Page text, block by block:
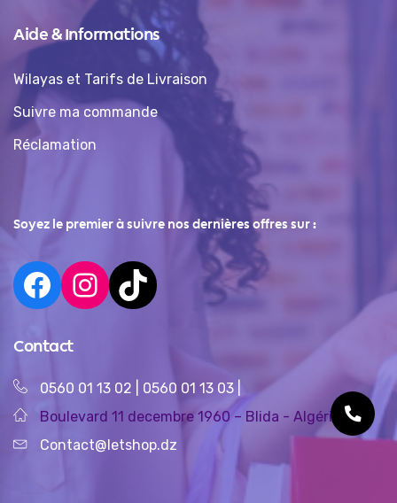
Aide & Informations
Wilayas et Tarifs de Livraison
Suivre ma commande
Réclamation
Soyez le premier à suivre nos dernières offres sur :
Contact
0560 01 13 02 0560 01 13 03
Boulevard 11 decembre 1960 – Blida - Algérie
Contact@letshop.dz